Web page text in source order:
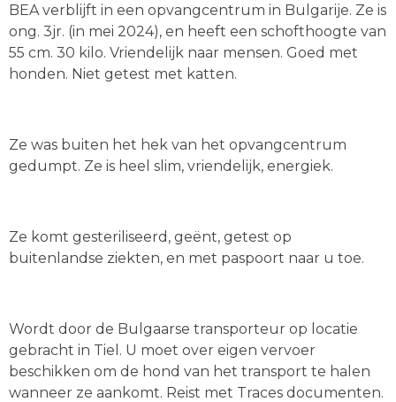
BEA verblijft in een opvangcentrum in Bulgarije. Ze is
ong. 3jr. (in mei 2024), en heeft een schofthoogte van
55 cm. 30 kilo. Vriendelijk naar mensen. Goed met
honden. Niet getest met katten.
Ze was buiten het hek van het opvangcentrum
gedumpt. Ze is heel slim, vriendelijk, energiek.
Ze komt gesteriliseerd, geënt, getest op
buitenlandse ziekten, en met paspoort naar u toe.
Wordt door de Bulgaarse transporteur op locatie
gebracht in Tiel. U moet over eigen vervoer
beschikken om de hond van het transport te halen
wanneer ze aankomt. Reist met Traces documenten.